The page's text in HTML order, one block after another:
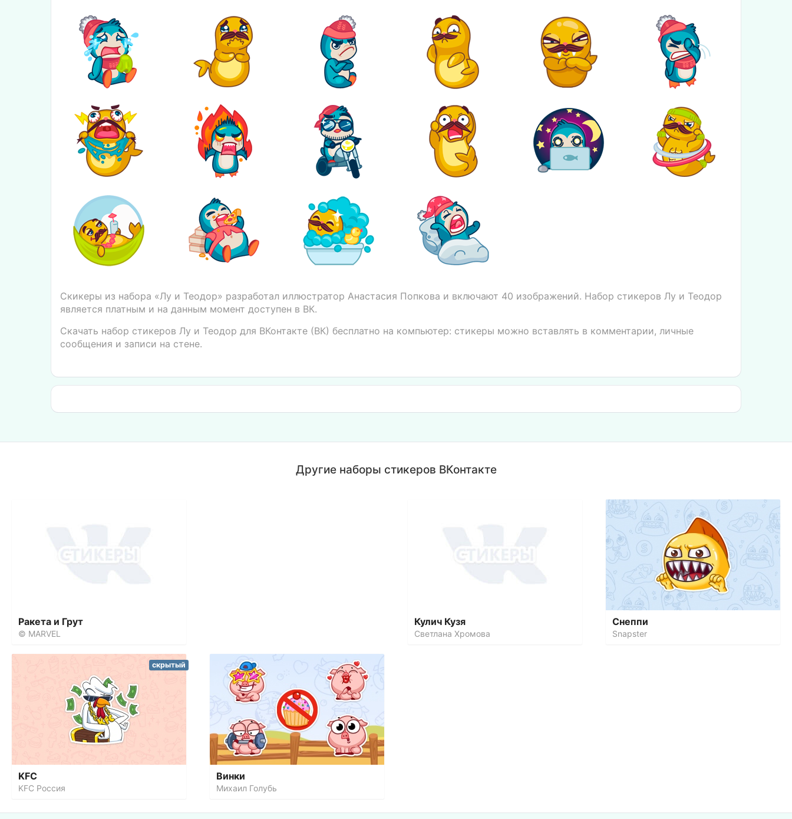
Скикеры из набора «Лу и Теодор» разработал иллюстратор Анастасия Попкова и включают 40 изображений. Набор стикеров Лу и Теодор
является платным и на данным момент доступен в ВК.
Скачать набор стикеров Лу и Теодор для ВКонтакте (ВК) бесплатно на компьютер: стикеры можно вставлять в комментарии, личные
сообщения и записи на стене.
Другие наборы стикеров ВКонтакте
Ракета и Грут
© MARVEL
Кулич Кузя
Светлана Хромова
Снеппи
Snapster
KFC
KFC Россия
скрытый
Винки
Михаил Голубь